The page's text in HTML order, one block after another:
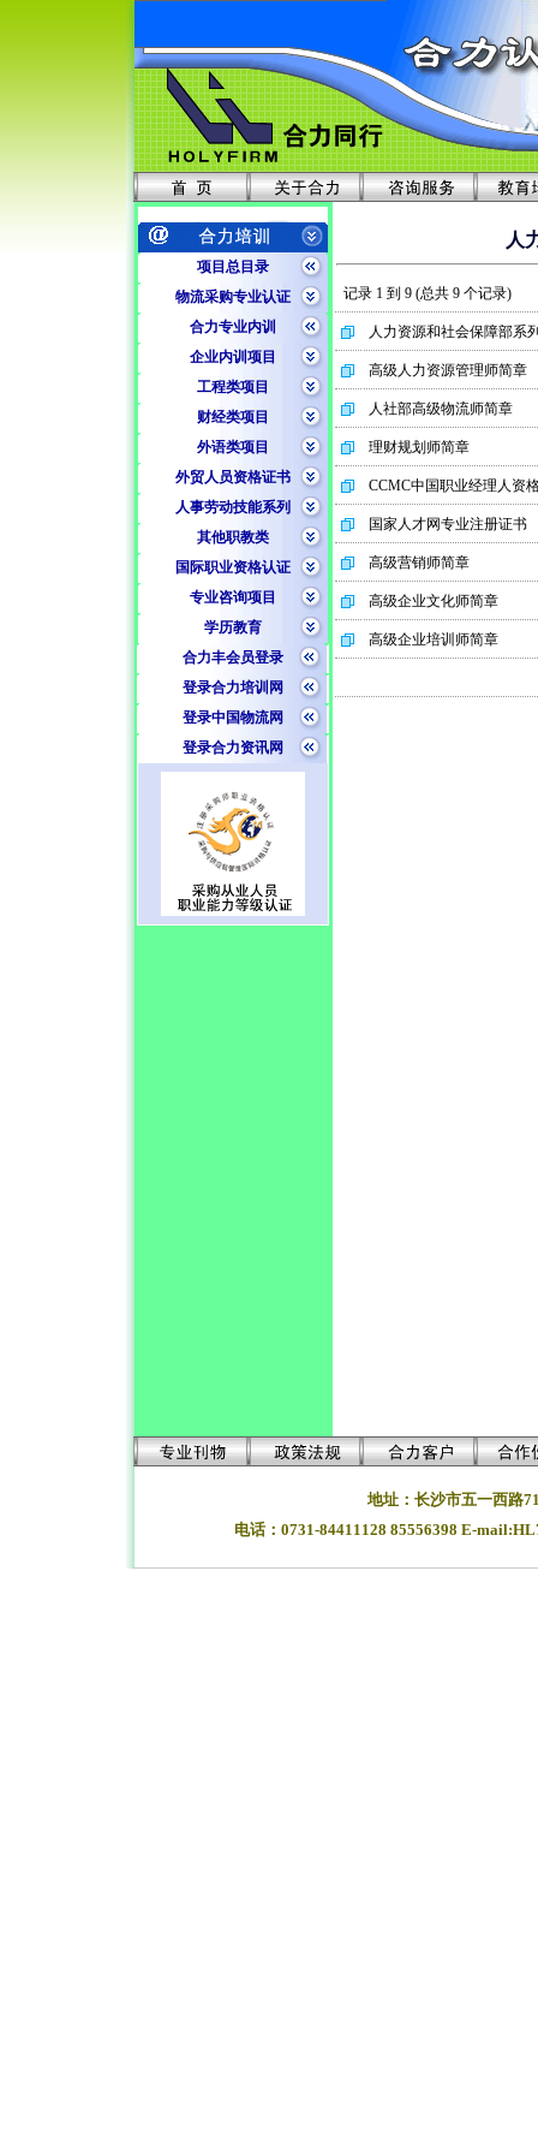
项目总目录
物流采购专业认证
合力专业内训
企业内训项目
工程类项目
财经类项目
外语类项目
外贸人员资格证书
人事劳动技能系列
其他职教类
国际职业资格认证
专业咨询项目
学历教育
合力丰会员登录
登录合力培训网
登录中国物流网
登录合力资讯网
人
记录 1 到 9 (总共 9 个记录)
人力资源和社会保障部系
高级人力资源管理师简章
人社部高级物流师简章
理财规划师简章
CCMC中国职业经理人资
国家人才网专业注册证书
高级营销师简章
高级企业文化师简章
高级企业培训师简章
地址：长沙市五一西路
电话：0731-84411128 85556398 E-